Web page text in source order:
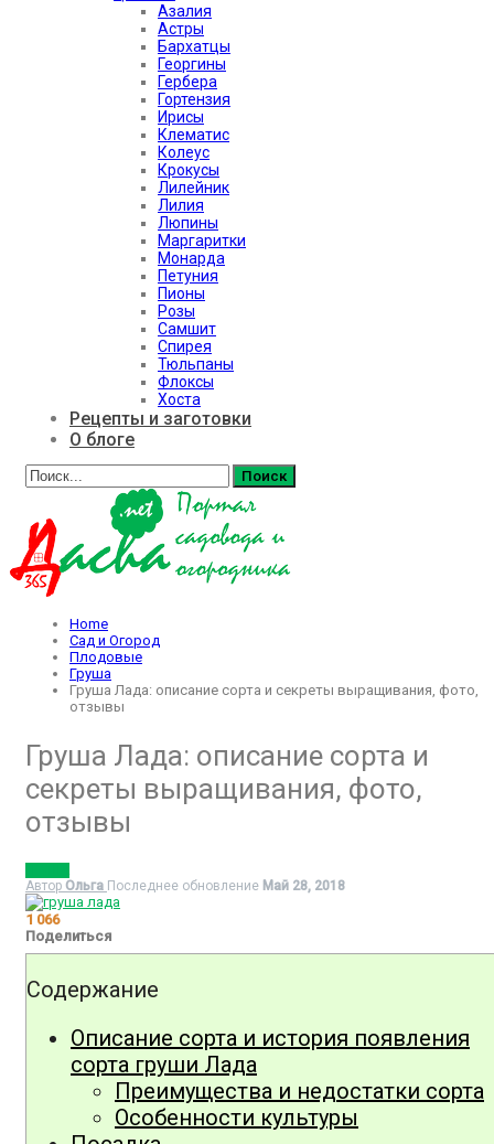
Азалия
Астры
Бархатцы
Георгины
Гербера
Гортензия
Ирисы
Клематис
Колеус
Крокусы
Лилейник
Лилия
Люпины
Маргаритки
Монарда
Петуния
Пионы
Розы
Самшит
Спирея
Тюльпаны
Флоксы
Хоста
Рецепты и заготовки
О блоге
Home
Сад и Огород
Плодовые
Груша
Груша Лада: описание сорта и секреты выращивания, фото,
отзывы
Груша Лада: описание сорта и
секреты выращивания, фото,
отзывы
Автор Ольга Последнее обновление Май 28, 2018
1 066
Поделиться
Содержание
Описание сорта и история появления
сорта груши Лада
Преимущества и недостатки сорта
Особенности культуры